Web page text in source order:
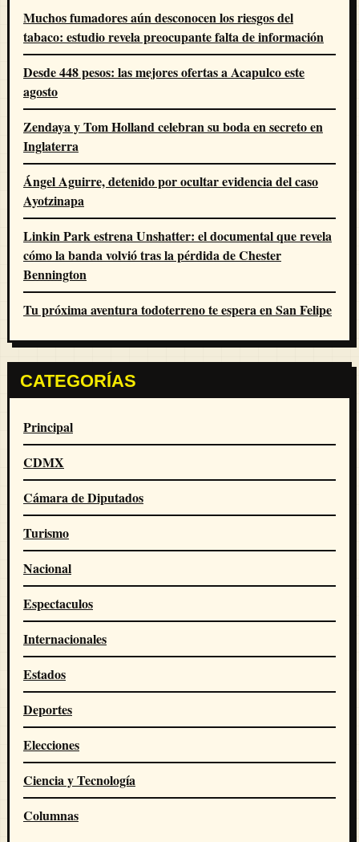
Muchos fumadores aún desconocen los riesgos del
tabaco: estudio revela preocupante falta de información
Desde 448 pesos: las mejores ofertas a Acapulco este
agosto
Zendaya y Tom Holland celebran su boda en secreto en
Inglaterra
Ángel Aguirre, detenido por ocultar evidencia del caso
Ayotzinapa
Linkin Park estrena Unshatter: el documental que revela
cómo la banda volvió tras la pérdida de Chester
Bennington
Tu próxima aventura todoterreno te espera en San Felipe
CATEGORÍAS
Principal
CDMX
Cámara de Diputados
Turismo
Nacional
Espectaculos
Internacionales
Estados
Deportes
Elecciones
Ciencia y Tecnología
Columnas